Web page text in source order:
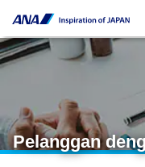
Pelanggan